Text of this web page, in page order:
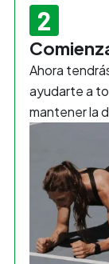
2
Ahora
ayudarte a
mantener la